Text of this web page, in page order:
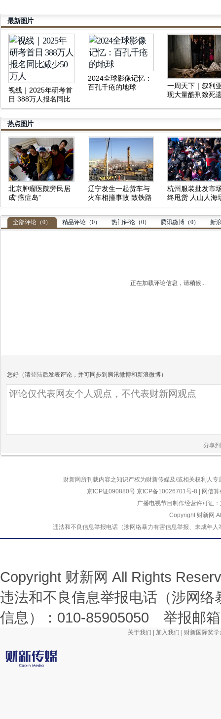
最新图片
视线｜2025年研考首
日 388万人报名同比
减少50万人
2024全球影像记忆：
百孔千疮的地球
一周天下｜叙利
现大量酷刑致死
热点图片
北京肿瘤医院旁民居
成“癌症岛”
辽宁发生一起货车与
火车相撞事故 致铁路
中断
杭州服装批发市
终甩货 人山人海
壮观
全部评论（0） 精品评论（0） 热门评论（0） 腾讯微博（0） 新
正在加载评论信息，请稍候...
您好（请登陆后发表评论，并可同步到腾讯微博和新浪微博）
分享
财新网所刊载内容之知识产权为财新传媒及/或相关权利人
京ICP证090880号 京ICP备10026701号-8
网信
广播电视节目制作经营许可证
Copyright 财新网
违法和不良信息举报电话（涉网络暴力有害信息举报、未成
Copyright 财新网 All Rights
违法和不良信息举报电话（涉网
信息）：010-85905050 举报邮
关于我们 加入我们 财新国际奖学